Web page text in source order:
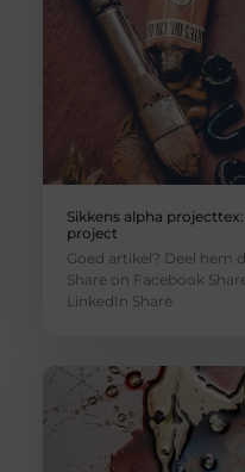
Sikkens alpha
project
Goed artikel? Deel hem
Share on Facebook
LinkedIn Share